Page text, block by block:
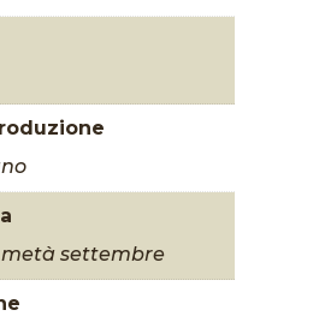
settembre